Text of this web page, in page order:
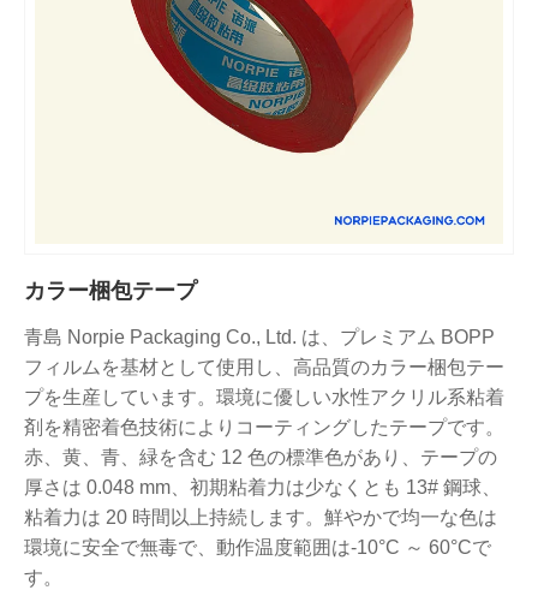
カラー梱包テープ
青島 Norpie Packaging Co., Ltd. は、プレミアム BOPP
フィルムを基材として使用し、高品質のカラー梱包テー
プを生産しています。環境に優しい水性アクリル系粘着
剤を精密着色技術によりコーティングしたテープです。
赤、黄、青、緑を含む 12 色の標準色があり、テープの
厚さは 0.048 mm、初期粘着力は少なくとも 13# 鋼球、
粘着力は 20 時間以上持続します。鮮やかで均一な色は
環境に安全で無毒で、動作温度範囲は-10°C ～ 60°Cで
す。